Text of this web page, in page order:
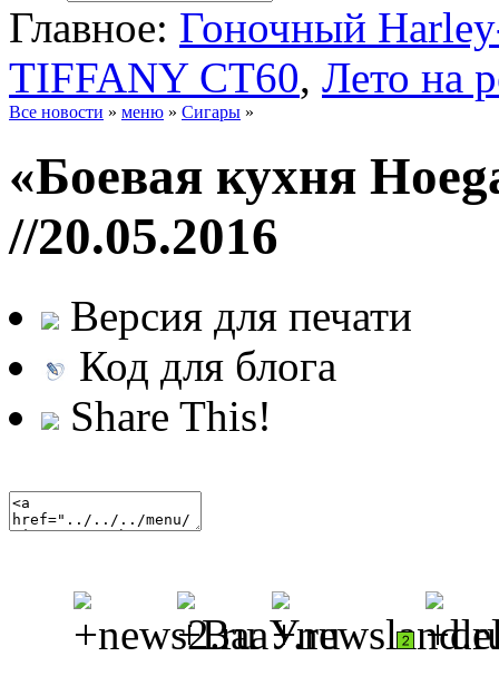
Главное: Гоночный
TIFFANY CT60, Лето на
Все новости » меню » Сигары »
«Боевая кухня
//20.05.2016
Версия для печати
Код для блога
Share This!